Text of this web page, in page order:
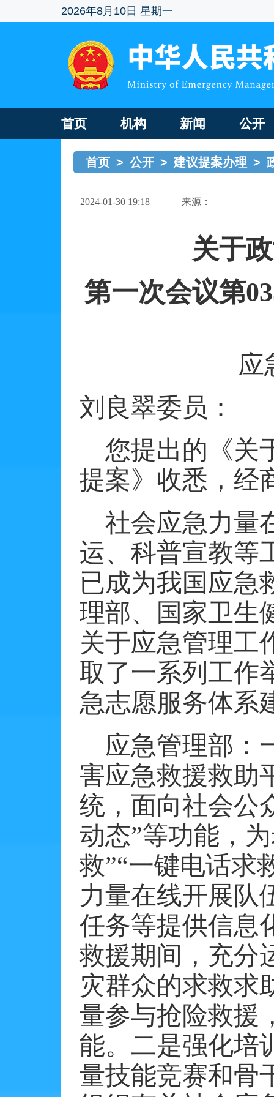
2026年8月10日 星期一
首页 机构 新闻 公开
首页 > 公开 > 建议提案办理 >
2024-01-30 19:18 来源：
关于
第一次会议第
应
刘良翠委员：
您提出的《关
提案》收悉，经
社会应急力量
运、科普宣教等
已成为我国应急
理部、国家卫生
关于应急管理工
取了一系列工作
急志愿服务体系
应急管理部：
害应急救援救助
统，面向社会公
动态”等功能，
救”“一键电话求
力量在线开展队
任务等提供信息
救援期间，充分
灾群众的求救求
量参与抢险救援
能。二是强化培
量技能竞赛和骨